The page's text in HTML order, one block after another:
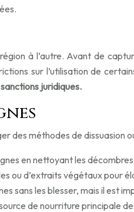
à l’autre. Avant de
sur l’utilisation de
juridiques.
des méthodes de dissuasion
en nettoyant les
ou d’extraits végétaux pour
sans les blesser, mais il est
de nourriture principale